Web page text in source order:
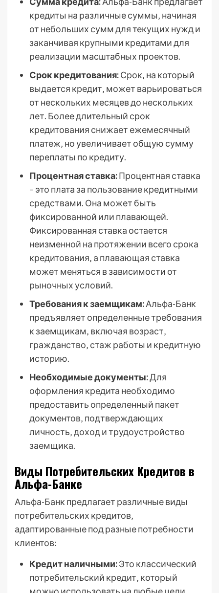
кредиты на различные суммы‚ начиная
от небольших сумм для текущих нужд и
заканчивая крупными кредитами для
реализации масштабных проектов.
Срок кредитования:Срок‚ на который
выдается кредит‚ может варьироваться
от нескольких месяцев до нескольких
лет. Более длительный срок
кредитования снижает ежемесячный
платеж‚ но увеличивает общую сумму
переплаты по кредиту.
Процентная ставка:Процентная ставка
– это плата за пользование кредитными
средствами. Она может быть
фиксированной или плавающей.
Фиксированная ставка остается
неизменной на протяжении всего срока
кредитования‚ а плавающая ставка
может меняться в зависимости от
рыночных условий.
Требования к заемщикам:Альфа-Банк
предъявляет определенные требования
к заемщикам‚ включая возраст‚
гражданство‚ стаж работы и кредитную
историю.
Необходимые документы:Для
оформления кредита необходимо
предоставить определенный пакет
документов‚ подтверждающих
личность‚ доход и трудоустройство
заемщика.
Виды Потребительских Кредитов в
Альфа-Банке
Альфа-Банк предлагает различные виды
потребительских кредитов‚
адаптированные под разные потребности
клиентов:
Кредит наличными:Это классический
потребительский кредит‚ который